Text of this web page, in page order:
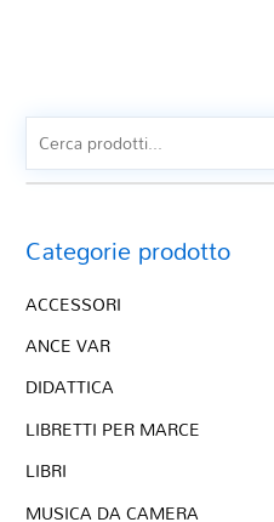
Categorie prodotto
ACCESSORI
ANCE VAR
DIDATTICA
LIBRETTI PER MARCE
LIBRI
MUSICA DA CAMERA